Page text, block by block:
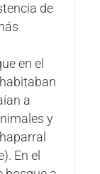
de
en el
a
y
En el